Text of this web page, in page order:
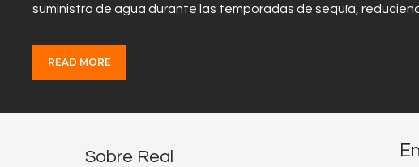
suministro de agua durante las temporadas de sequía,
READ MORE
Sobre Real